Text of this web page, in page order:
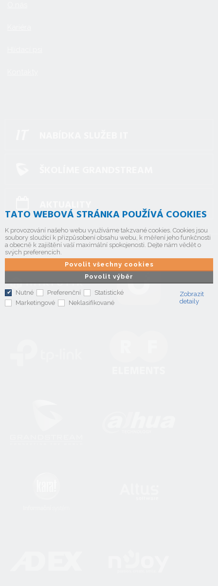
AKTUALITY
TATO WEBOVÁ STRÁNKA POUŽÍVÁ COOKIES
K provozování našeho webu využíváme takzvané cookies. Cookies jsou
soubory sloužící k přizpůsobení obsahu webu, k měření jeho funkčnosti
a obecně k zajištění vaší maximální spokojenosti. Dejte nám vědět o
svých preferencích.
Povolit výběr
Povolit všechny cookies
Nutné Preferenční
Statistické
Marketingové
Neklasifikované
Zobrazit
detaily